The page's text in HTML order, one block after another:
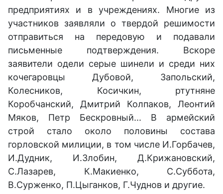
предприятиях и в учреждениях. Многие из
участников заявляли о твердой решимости
отправиться на передовую и подавали
письменные подтверждения. Вскоре
заявители одели серые шинели и среди них
кочегаровцы Дубовой, Запольский,
Колесников, Косичкин, ртутняне
Коробчанский, Дмитрий Колпаков, Леонтий
Мяков, Петр Бескровный... В армейский
строй стало около половины состава
горловской милиции, в том числе И.Горбачев,
И.Дудник, И.Злобин, Д.Крижановский,
С.Лазарев, К.Макиенко, С.Суббота,
В.Сурженко, П.Цыганков, Г.Чуднов и другие.